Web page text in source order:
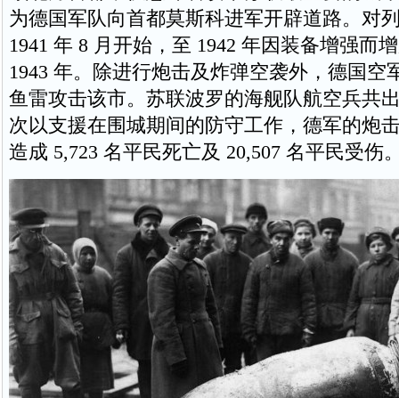
为德国军队向首都莫斯科进军开辟道路。对
1941 年 8 月开始，至 1942 年因装备增强而
1943 年。除进行炮击及炸弹空袭外，德国空
鱼雷攻击该市。苏联波罗的海舰队航空兵共
次以支援在围城期间的防守工作，德军的炮
造成 5,723 名平民死亡及 20,507 名平民受伤